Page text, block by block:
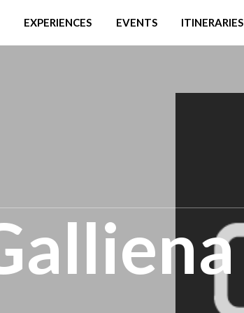
EXPERIENCES EVENTS ITINERARIES